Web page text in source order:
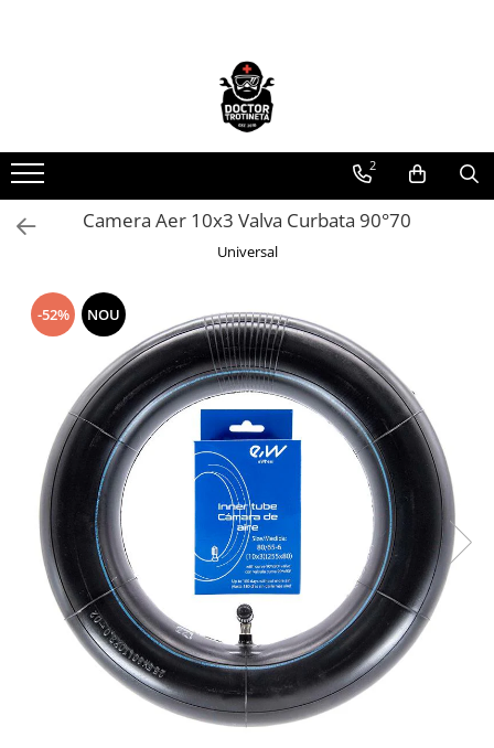
Toate produsele
Piese de schimb
https://www.doctortrotineta.ro/electrica
Acceleratie
Controller
Motoare
Acumulatori
Kit complet
Contact cu cheie
https://www.doctortrotineta.ro/frane
Discuri frana
Placute de frana
Manete de frana
Etrieri
https://www.doctortrotineta.ro/lumini
Stop trotineta
2
Camera Aer 10x3 Valva Curbata 90°70
Universal
-52% NOU